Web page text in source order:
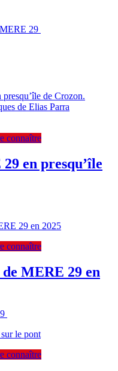
MERE 29
connaître
en presqu’île
connaître
MERE 29 en
connaître